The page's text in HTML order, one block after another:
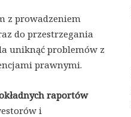
z prowadzeniem
do przestrzegania
uniknąć problemów z
prawnymi.
raportów
i